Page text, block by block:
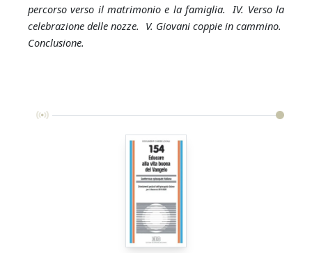
percorso verso il matrimonio e la famiglia. IV. Verso la
celebrazione delle nozze. V. Giovani coppie in cammino.
Conclusione.